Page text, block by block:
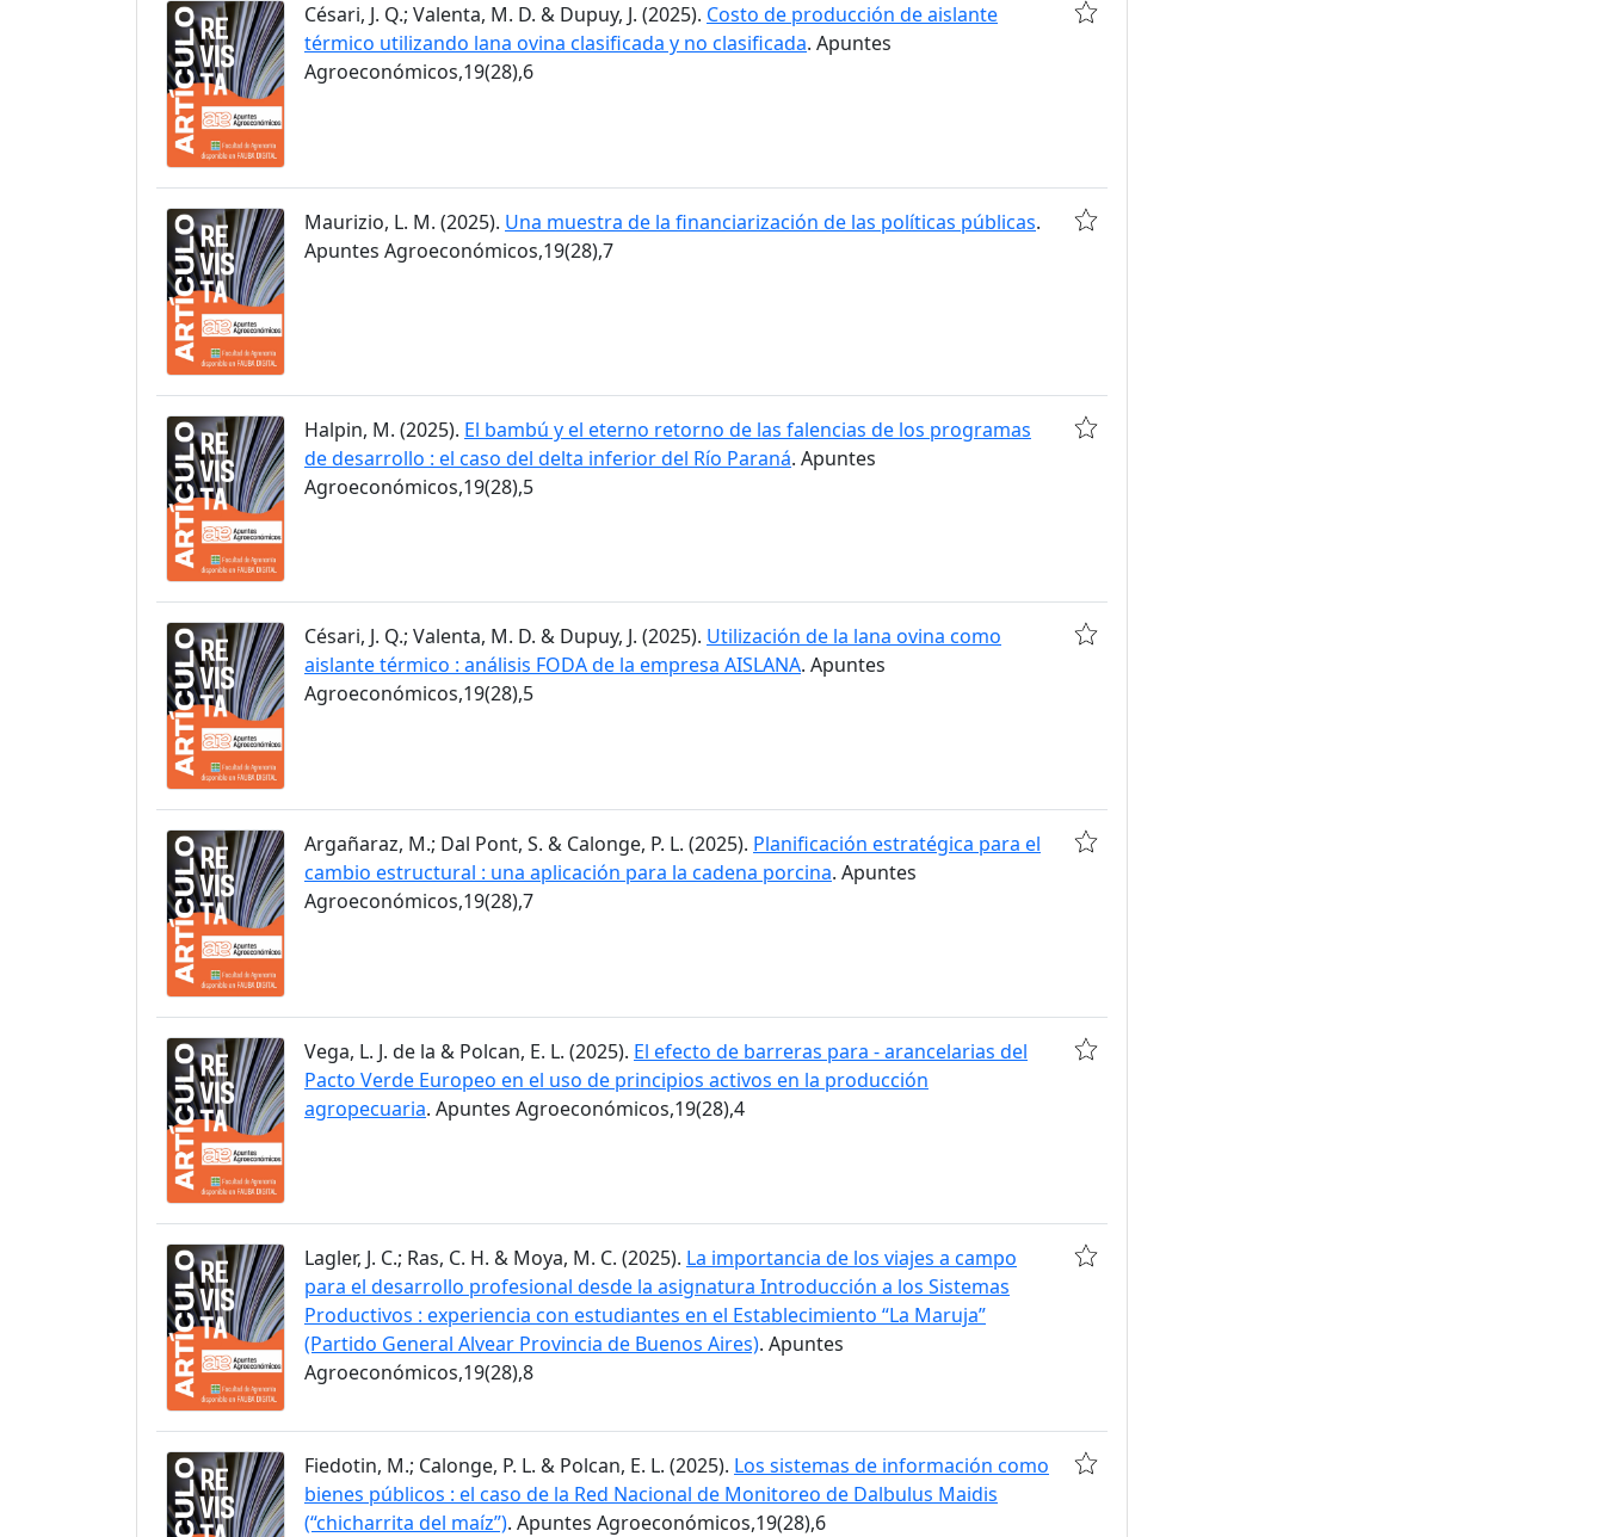
Césari, J. Q.; Valenta, M. D. & Dupuy, J. (2025). Costo de producción de aislante
térmico utilizando lana ovina clasificada y no clasificada. Apuntes
Agroeconómicos,19(28),6
Maurizio, L. M. (2025). Una muestra de la financiarización de las políticas públicas.
Apuntes Agroeconómicos,19(28),7
Halpin, M. (2025). El bambú y el eterno retorno de las falencias de los programas
de desarrollo : el caso del delta inferior del Río Paraná. Apuntes
Agroeconómicos,19(28),5
Césari, J. Q.; Valenta, M. D. & Dupuy, J. (2025). Utilización de la lana ovina como
aislante térmico : análisis FODA de la empresa AISLANA. Apuntes
Agroeconómicos,19(28),5
Argañaraz, M.; Dal Pont, S. & Calonge, P. L. (2025). Planificación estratégica para el
cambio estructural : una aplicación para la cadena porcina. Apuntes
Agroeconómicos,19(28),7
Vega, L. J. de la & Polcan, E. L. (2025). El efecto de barreras para - arancelarias del
Pacto Verde Europeo en el uso de principios activos en la producción
agropecuaria. Apuntes Agroeconómicos,19(28),4
Lagler, J. C.; Ras, C. H. & Moya, M. C. (2025). La importancia de los viajes a campo
para el desarrollo profesional desde la asignatura Introducción a los Sistemas
Productivos : experiencia con estudiantes en el Establecimiento “La Maruja”
(Partido General Alvear Provincia de Buenos Aires). Apuntes
Agroeconómicos,19(28),8
Fiedotin, M.; Calonge, P. L. & Polcan, E. L. (2025). Los sistemas de información como
bienes públicos : el caso de la Red Nacional de Monitoreo de Dalbulus Maidis
(“chicharrita del maíz”). Apuntes Agroeconómicos,19(28),6